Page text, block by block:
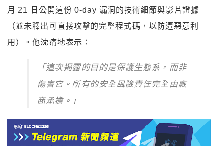
月 21 日公開這份 0-day 漏洞的技術細節與影片證據
（並未釋出可直接攻擊的完整程式碼，以防遭惡意利
用）。他沈痛地表示：
「這次揭露的目的是保護生態系，而非
傷害它。所有的安全風險責任完全由廠
商承擔。」